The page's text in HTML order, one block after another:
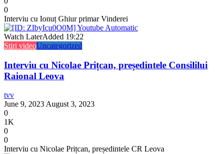
0
Interviu cu Ionuț Ghiur primar Vinderei
Watch LaterAdded 19:22
Stiri videoUncategorized
Interviu cu Nicolae Prițcan, președintele Consililui
Raional Leova
tvv
June 9, 2023 August 3, 2023
0
1K
0
0
Interviu cu Nicolae Prițcan, președintele CR Leova